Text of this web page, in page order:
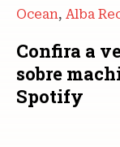
Ocean, Alba
Confira a
sobre
Spotify